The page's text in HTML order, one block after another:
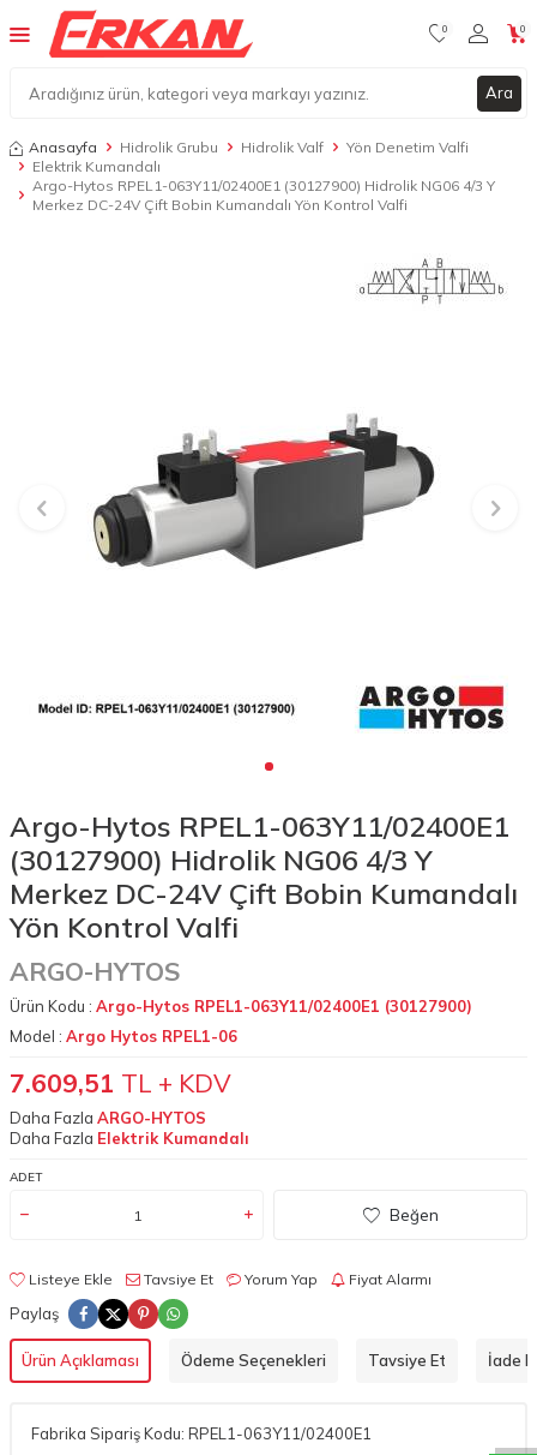
W
h
a
t
a
p
p
D
e
s
t
e
H
a
t
t
Ara
0 0
Anasayfa Hidrolik Grubu Hidrolik Valf
Yön Denetim Valfi
Elektrik Kumandalı
Argo-Hytos RPEL1-063Y11/02400E1 (30127900) Hidrolik NG06 4/3 Y
Merkez DC-24V Çift Bobin Kumandalı Yön Kontrol Valfi
Argo-Hytos RPEL1-063Y11/02400E1
(30127900) Hidrolik NG06 4/3 Y
Merkez DC-24V Çift Bobin Kumandalı
Yön Kontrol Valfi
ARGO-HYTOS
Ürün Kodu : Argo-Hytos RPEL1-063Y11/02400E1 (30127900)
Model : Argo Hytos RPEL1-06
7.609,51 TL + KDV
Daha Fazla ARGO-HYTOS
Daha Fazla Elektrik Kumandalı
ADET
Beğen
Listeye Ekle Tavsiye Et Yorum Yap Fiyat Alarmı
Paylaş
Ürün Açıklaması Ödeme Seçenekleri Tavsiye Et İade
Fabrika Sipariş Kodu: RPEL1-063Y11/02400E1